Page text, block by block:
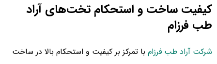
کیفیت ساخت و استحکام تخت‌های آراد
طب فرزام
شرکت آراد طب فرزام با تمرکز بر کیفیت و استحکام بالا در ساخت